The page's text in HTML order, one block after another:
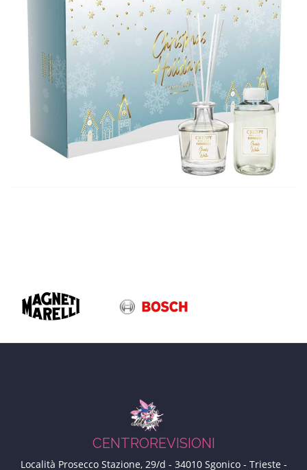
CENTROREVISIONI
Località Prosecco Stazione, 29/d - 34010 Sgonico - Trieste -